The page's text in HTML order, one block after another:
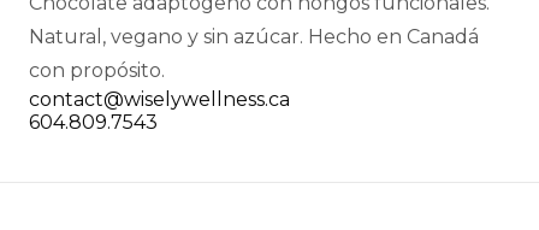
Natural, vegano y sin azúcar. Hecho en Canadá
con propósito.
contact@wiselywellness.ca
604.809.7543